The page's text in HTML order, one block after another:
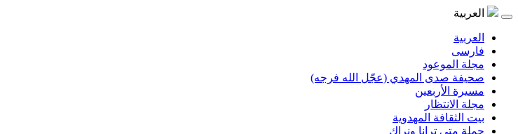
العربية
العربية
فارسی
مجلة الموعود
صحيفة صدى المهدي (عجّل الله فرجه)
مسيرة الأربعين
مجلة الانتظار
بيت الثقافة المهدوية
حملة متى ترانا ونراك